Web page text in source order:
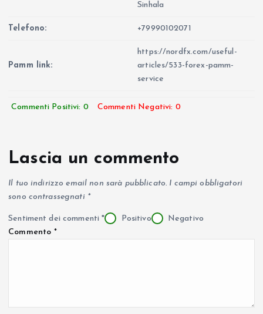
Sinhala
Telefono: +79990102071
Pamm link:
https://nordfx.com/useful-
articles/533-forex-pamm-
service
Commenti Positivi: 0 Commenti Negativi: 0
Lascia un commento
Il tuo indirizzo email non sarà pubblicato. I campi obbligatori
sono contrassegnati *
Sentiment dei commenti* Positivo
Negativo
Commento*